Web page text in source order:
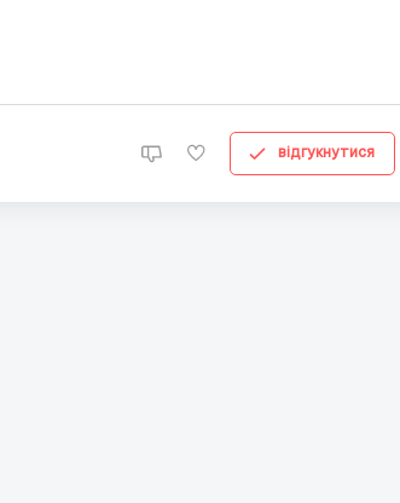
відгукнутися